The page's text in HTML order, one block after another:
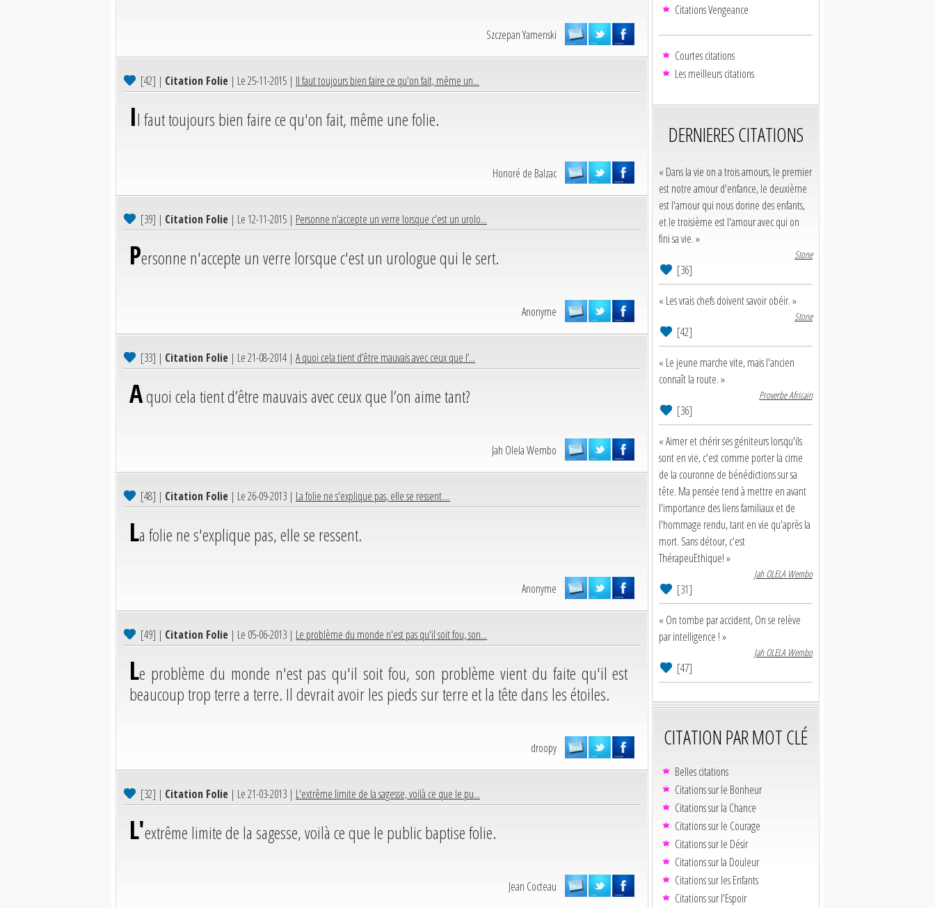
Szczepan Yamenski
[42] | Citation Folie | Le 25-11-2015 | Il faut toujours bien faire ce qu'on fait, même un...
Il faut toujours bien faire ce qu'on fait, même une folie.
Honoré de Balzac
[39] | Citation Folie | Le 12-11-2015 | Personne n'accepte un verre lorsque c'est un urolo...
Personne n'accepte un verre lorsque c'est un urologue qui le sert.
Anonyme
[33] | Citation Folie | Le 21-08-2014 | A quoi cela tient d’être mauvais avec ceux que l’...
Aquoi cela tient d’être mauvais avec ceux que l’on aime tant?
Jah Olela Wembo
[48] | Citation Folie | Le 26-09-2013 | La folie ne s'explique pas, elle se ressent....
La folie ne s'explique pas, elle se ressent.
Anonyme
[49] | Citation Folie | Le 05-06-2013 | Le problème du monde n'est pas qu'il soit fou, son...
Le problème du monde n'est pas qu'il soit fou, son problème vient du faite qu'il est
beaucoup trop terre a terre. Il devrait avoir les pieds sur terre et la tête dans les étoiles.
droopy
[32] | Citation Folie | Le 21-03-2013 | L'extrême limite de la sagesse, voilà ce que le pu...
L'extrême limite de la sagesse, voilà ce que le public baptise folie.
Jean Cocteau
Citations Vengeance
Courtes citations
Les meilleurs citations
DERNIERES CITATIONS
« Dans la vie on a trois amours, le premier
est notre amour d'enfance, le deuxième
est l'amour qui nous donne des enfants,
et le troisième est l'amour avec qui on
fini sa vie. »
Stone
[36]
« Les vrais chefs doivent savoir obéir. »
Stone
[42]
« Le jeune marche vite, mais l'ancien
connaît la route. »
Proverbe Africain
[36]
« Aimer et chérir ses géniteurs lorsqu'ils
sont en vie, c'est comme porter la cime
de la couronne de bénédictions sur sa
tête. Ma pensée tend à mettre en avant
l'importance des liens familiaux et de
l'hommage rendu, tant en vie qu'après la
mort. Sans détour, c'est
ThérapeuEthique! »
Jah OLELA Wembo
[31]
« On tombe par accident, On se relève
par intelligence ! »
Jah OLELA Wembo
[47]
CITATION PAR MOT CLÉ
Belles citations
Citations sur le Bonheur
Citations sur la Chance
Citations sur le Courage
Citations sur le Désir
Citations sur la Douleur
Citations sur les Enfants
Citations sur l'Espoir